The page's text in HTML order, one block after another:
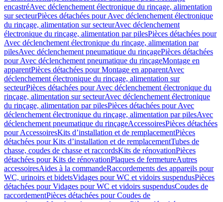
encastréAvec déclenchement électronique du rinçage, alimentation
sur secteurPièces détachées pour Avec déclenchement électronique
du rinçage, alimentation sur secteurAvec déclenchement
électronique du rinçage, alimentation par pilesPièces détachées pour
Avec déclenchement électronique du rinçage, alimentation par
pilesAvec déclenchement pneumatique du rinçagePièces détachées
pour Avec déclenchement pneumatique du rinçageMontage en
apparentPièces détachées pour Montage en apparentAvec
déclenchement électronique du rinçage, alimentation sur
secteurPièces détachées pour Avec déclenchement électronique du
rinçage, alimentation sur secteurAvec déclenchement électronique
du rinçage, alimentation par pilesPièces détachées pour Avec
déclenchement électronique du rinçage, alimentation par pilesAvec
déclenchement pneumatique du rinçageAccessoiresPièces détachées
pour AccessoiresKits d’installation et de remplacementPièces
détachées pour Kits d’installation et de remplacementTubes de
chasse, coudes de chasse et raccordsKits de rénovationPièces
détachées pour Kits de rénovationPlaques de fermetureAutres
accessoiresAides à la commandeRaccordements des appareils pour
WC, urinoirs et bidetsVidages pour WC et vidoirs suspendusPièces
détachées pour Vidages pour WC et vidoirs suspendusCoudes de
raccordementPièces détachées pour Coudes de